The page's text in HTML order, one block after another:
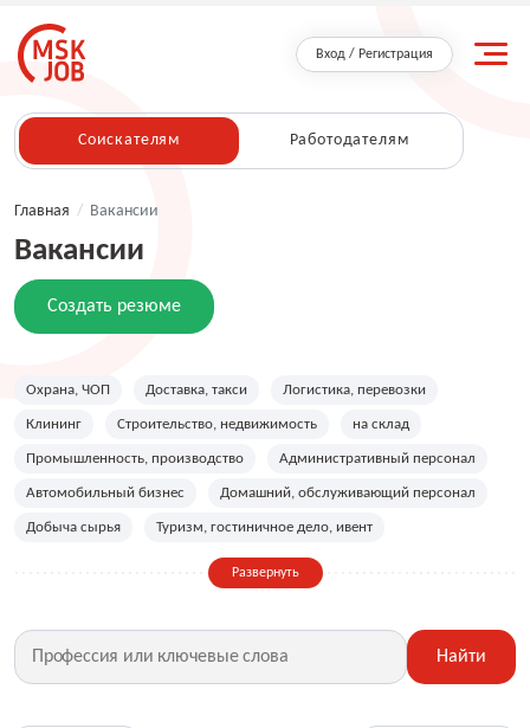
Вход / Регистрация
Соискателям Работодателям
Главная / Вакансии
Вакансии
Создать резюме
Охрана, ЧОП Доставка, такси Логистика, перевозки
Клининг Строительство, недвижимость на склад
Промышленность, производство Административный персонал
Автомобильный бизнес Домашний, обслуживающий персонал
Добыча сырья Туризм, гостиничное дело, ивент
Дизайн, искусство, ивент
Фитнес, красота, спорт Страхование
Медицина, фармацевтика Маркетинг, PR, реклама
Развернуть
Найти